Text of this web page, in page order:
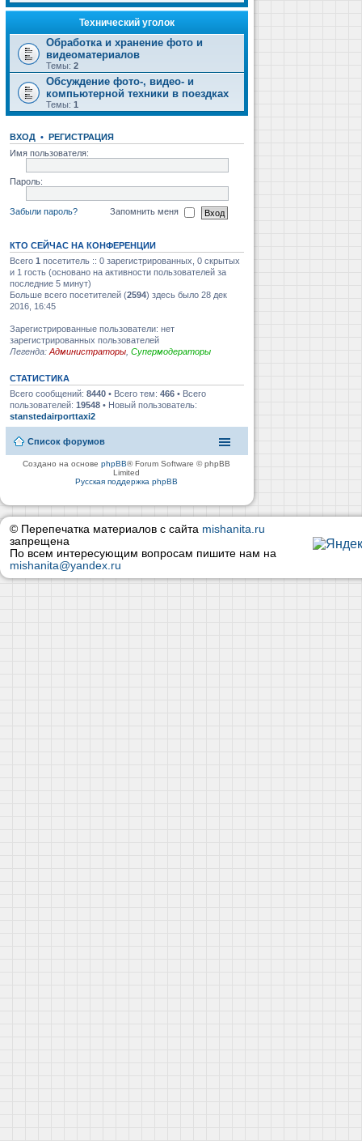
Технический уголок
Обработка и хранение фото и
видеоматериалов
Темы: 2
Обсуждение фото-, видео- и
компьютерной техники в поездках
Темы: 1
ВХОД • РЕГИСТРАЦИЯ
Имя пользователя:
Пароль:
Забыли пароль? Запомнить меня
КТО СЕЙЧАС НА КОНФЕРЕНЦИИ
Всего 1 посетитель :: 0 зарегистрированных, 0 скрытых
и 1 гость (основано на активности пользователей за
последние 5 минут)
Больше всего посетителей (2594) здесь было 28 дек
2016, 16:45
Зарегистрированные пользователи: нет
зарегистрированных пользователей
Легенда: Администраторы Супермодераторы
СТАТИСТИКА
Всего сообщений: 8440 • Всего тем: 466 • Всего
пользователей: 19548 • Новый пользователь:
stanstedairporttaxi2
Список форумов
Создано на основеphpBB® Forum Software © phpBB
Limited
Русская поддержка phpBB
© Перепечатка материалов с сайта mishanita.ru
запрещена
По всем интересующим вопросам пишите нам на
mishanita@yandex.ru